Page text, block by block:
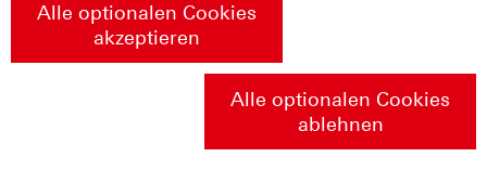
Alle optionalen Cookies
akzeptieren
Alle optionalen Cookies
ablehnen